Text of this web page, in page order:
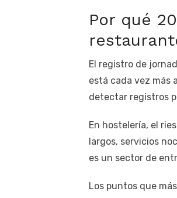
Por qué
El registro de
está cada vez más
detectar registros
En hostelería, el
largos, servicios
es un sector de
Los puntos que